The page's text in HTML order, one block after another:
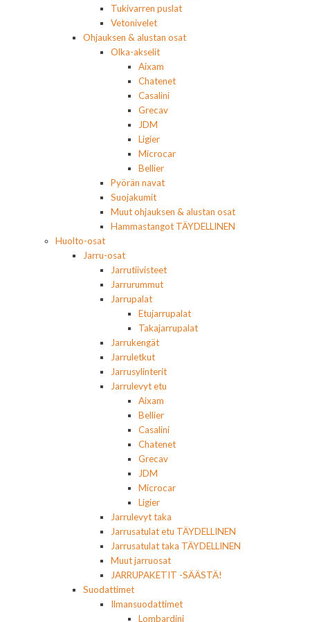
Tukivarren puslat
Vetonivelet
Ohjauksen & alustan osat
Olka-akselit
Aixam
Chatenet
Casalini
Grecav
JDM
Ligier
Microcar
Bellier
Pyörän navat
Suojakumit
Muut ohjauksen & alustan osat
Hammastangot TÄYDELLINEN
Huolto-osat
Jarru-osat
Jarrutiivisteet
Jarrurummut
Jarrupalat
Etujarrupalat
Takajarrupalat
Jarrukengät
Jarruletkut
Jarrusylinterit
Jarrulevyt etu
Aixam
Bellier
Casalini
Chatenet
Grecav
JDM
Microcar
Ligier
Jarrulevyt taka
Jarrusatulat etu TÄYDELLINEN
Jarrusatulat taka TÄYDELLINEN
Muut jarruosat
JARRUPAKETIT -SÄÄSTÄ!
Suodattimet
Ilmansuodattimet
Lombardini